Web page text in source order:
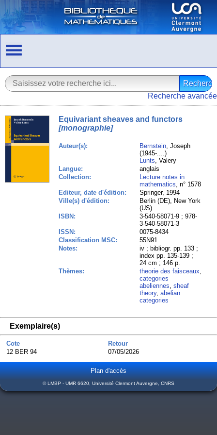
Recherche avancée
Equivariant sheaves and functors
[monographie]
Auteur(s): Bernstein, Joseph
(1945-....)
Lunts, Valery
Langue:
anglais
Collection:
Lecture notes in
mathematics, n° 1578
Editeur, date d'édition:
Springer, 1994
Ville(s) d'édition:
Berlin (DE), New York
(US)
ISBN:
3-540-58071-9 ; 978-
3-540-58071-3
ISSN:
0075-8434
Classification MSC:
55N91
Notes:
iv ; bibliogr. pp. 133 ;
index pp. 135-139 ;
24 cm ; 146 p.
Thèmes:
theorie des faisceaux,
categories
abeliennes,sheaf
theory,abelian
categories
Exemplaire(s)
Cote
Retour
12 BER 94
07/05/2026
Plan d'accès
© LMBP - UMR 6620, Université Clermont Auvergne, CNRS